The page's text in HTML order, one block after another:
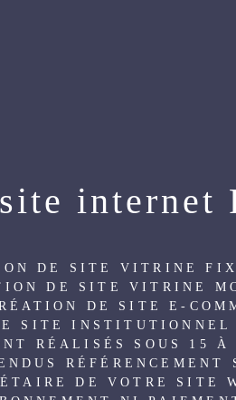
internet
DE SITE VITRINE
DE SITE VITRINE
DE SITE E-
SITE INSTITUTIONNEL
RÉALISÉS SOUS 15 À
RÉFÉRENCEMENT
DE VOTRE SITE